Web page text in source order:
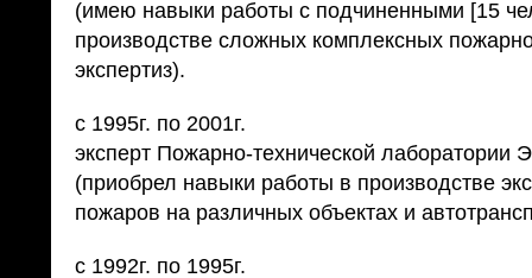
(имею навыки работы с подчиненными [15
производстве сложных комплексных
экспертиз).
с 1995г. по 2001г.
эксперт Пожарно-технической
(приобрел навыки работы в производстве
пожаров на различных объектах и
с 1992г. по 1995г.